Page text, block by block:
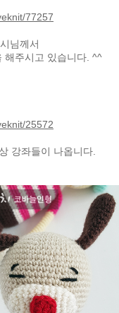
77257
님께서
해주시고 있습니다. ^^
25572
강좌들이 나옵니다.